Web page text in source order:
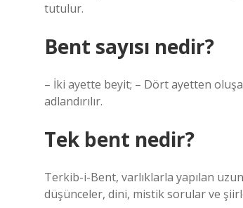
tutulur.
Bent sayısı nedir?
– İki ayette beyit; – Dört ayetten
adlandırılır.
Tek bent nedir?
Terkib-i-Bent, varlıklarla yapılan
düşünceler, dini, mistik sorular ve